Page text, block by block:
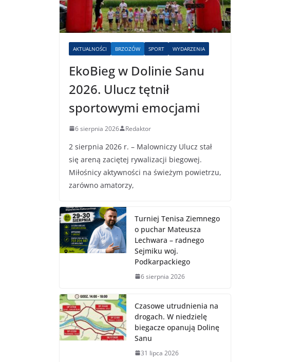
AKTUALNOŚCI BRZOZÓW SPORT WYDARZENIA
EkoBieg w Dolinie Sanu
2026. Ulucz tętnił
sportowymi emocjami
6 sierpnia 2026 Redaktor
2 sierpnia 2026 r. – Malowniczy Ulucz stał
się areną zaciętej rywalizacji biegowej.
Miłośnicy aktywności na świeżym powietrzu,
zarówno amatorzy,
Turniej Tenisa Ziemnego
o puchar Mateusza
Lechwara – radnego
Sejmiku woj.
Podkarpackiego
6 sierpnia 2026
Czasowe utrudnienia na
drogach. W niedzielę
biegacze opanują Dolinę
Sanu
31 lipca 2026